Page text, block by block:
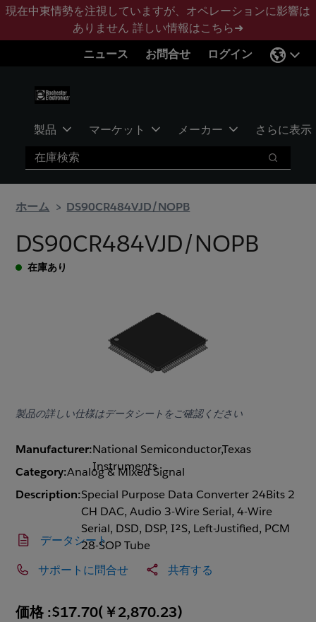
メ
ン
フ
タ
現在中東情勢を注視していますが、オペレーションに影響は
ありません 詳しい情報はこちら➜
ニュース
お問合せ ログイン
製品 マーケット メーカー さらに表示
検索
検索
ホーム DS90CR484VJD/NOPB
DS90CR484VJD/NOPB
在庫あり
製品の詳しい仕様はデータシートをご確認ください
Manufacturer:National Semiconductor,Texas
Instruments
Category:Analog & Mixed Signal
Description:Special Purpose Data Converter 24Bits 2
CH DAC, Audio 3-Wire Serial, 4-Wire
Serial, DSD, DSP, I²S, Left-Justified, PCM
28-SOP Tube
データシート
サポートに問合せ 共有する
価格 :$17.70(￥2,870.23)